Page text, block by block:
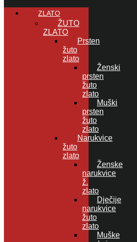
ZLATO
ŽUTO
ZLATO
Prsten
žuto
zlato
Ženski
prsten
žuto
zlato
Muški
prsten
žuto
zlato
Narukvice
žuto
zlato
Ženske
narukvice
ž.
zlato
Dječije
narukvice
žuto
zlato
Muške